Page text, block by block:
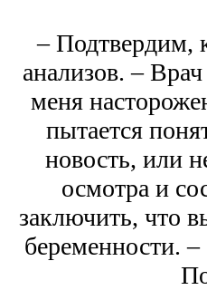
– Подтвердим,
анализов. –
меня
пытается
новость, или
осмотра и
заключить, что
беременности.